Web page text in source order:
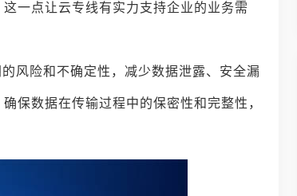
一点让云专线有实力支持企业的业务需
风险和不确定性，减少数据泄露、安全漏
保数据在传输过程中的保密性和完整性，